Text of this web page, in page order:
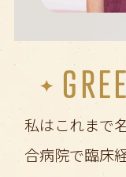
私はこれまで
合病院で臨床